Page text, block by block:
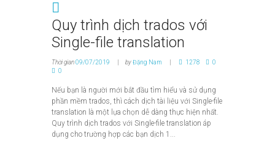
Quy trình dịch trados với
Single-file translation
Thời gian09/07/2019 byĐặng Nam 1278
0
0
Nếu bạn là người mới bắt đầu tìm hiểu và sử dụng
phần mềm trados, thì cách dịch tài liệu với Single-file
translation là một lựa chọn dễ dàng thực hiện nhất.
Quy trình dịch trados với Single-file translation áp
dụng cho trường hợp các bạn dịch 1...